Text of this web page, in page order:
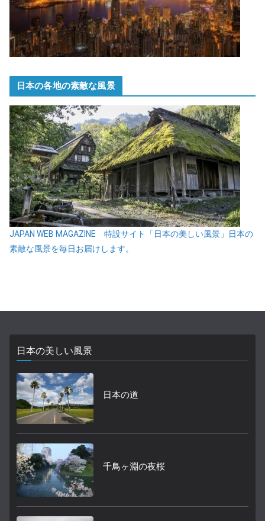
日本の各地の素敵な風景
JAPAN WEB MAGAZINE 特設サイト「日本の美しい風景」日本の
素敵な風景を毎日お届けします。
日本の美しい風景
日本の道
千鳥ヶ淵の夜桜